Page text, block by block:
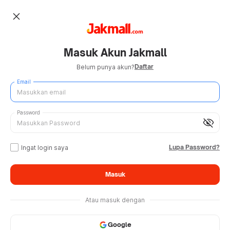
close
Masuk Akun Jakmall
Belum punya akun?Daftar
Email
visibility_off
Password
Ingat login saya Lupa Password?
Masuk
Atau masuk dengan
Google